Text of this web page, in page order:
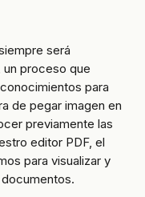
será
un proceso que
para
de pegar imagen en
previamente las
editor PDF, el
para visualizar y